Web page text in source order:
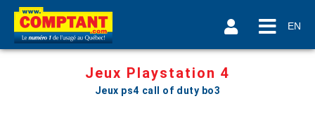
EN
Jeux Playstation 4
Jeux ps4 call of duty bo3